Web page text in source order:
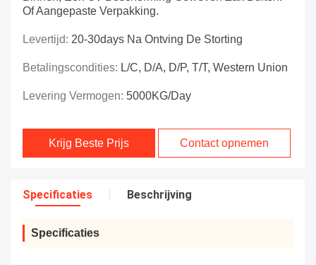
Of Aangepaste Verpakking.
Levertijd: 20-30days Na Ontving De Storting
Betalingscondities: L/C, D/A, D/P, T/T, Western Union
Levering Vermogen: 5000KG/Day
Krijg Beste Prijs Contact opnemen
Specificaties Beschrijving
Specificaties